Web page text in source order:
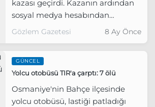
kazası geçirdi. Kazanın ardından
sosyal medya hesabından
açıklama yapan oyuncu, sağlık
Gözlem Gazetesi 8 Ay Önce
GÜNCEL
Yolcu otobüsü TIR'a çarptı: 7 ölü
Osmaniye'nin Bahçe ilçesinde
yolcu otobüsü, lastiği patladığı